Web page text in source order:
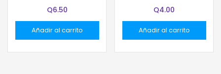
Q6.50
Añadir al carrito
Q4.00
Añadir al carrito